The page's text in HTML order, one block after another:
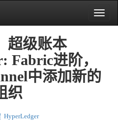
Toggle
超级账本
Fabric进阶，
中添加新的
织
HyperLedger